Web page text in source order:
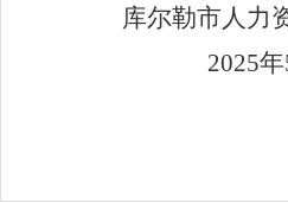
库尔勒市人力
2025年